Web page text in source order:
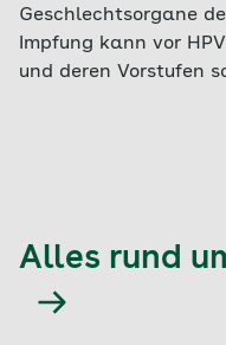
Geschlechtsorgane
Impfung kann vor
und deren Vorstufen
Alles rund